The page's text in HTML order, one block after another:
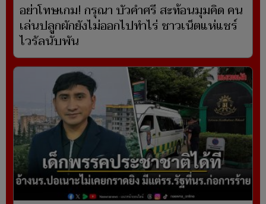
อย่าโทษเกม! กรุณา บัวคำศรี สะท้อนมุมคิด คน
เล่นปลูกผักยังไม่ออกไปทำไร่ ชาวเน็ตแห่แชร์
ไวรัลนับพัน